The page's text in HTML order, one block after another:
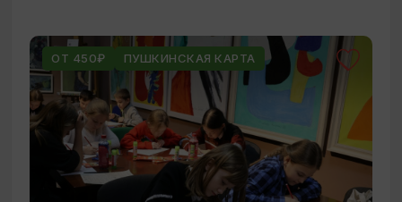
ОТ 450₽ ПУШКИНСКАЯ КАРТА